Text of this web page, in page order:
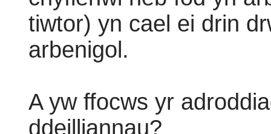
tiwtor) yn cael ei drin
arbenigol.
A yw ffocws yr
ddeilliannau?